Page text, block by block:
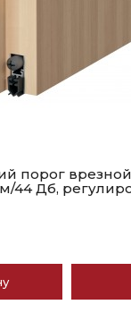
порог
44 Дб,